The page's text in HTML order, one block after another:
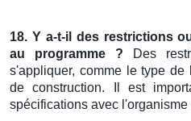
18. Y a-t-il des restrictions
au programme ? Des
s'appliquer, comme le type
de construction. Il est
spécifications avec l'organisme